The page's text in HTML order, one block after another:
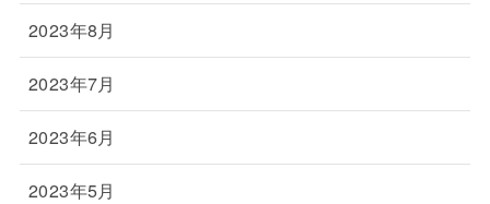
2023年8月
2023年7月
2023年6月
2023年5月